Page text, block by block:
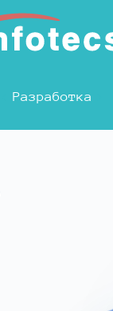
Разработка